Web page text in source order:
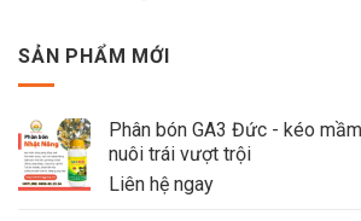
SẢN PHẨM MỚI
Phân bón GA3 Đức - kéo
nuôi trái vượt trội
Liên hệ ngay